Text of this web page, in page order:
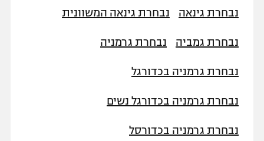
נבחרת גינאה נבחרת גינאה המשוונית
נבחרת גמביה נבחרת גרמניה
נבחרת גרמניה בכדורגל
נבחרת גרמניה בכדורגל נשים
נבחרת גרמניה בכדורסל